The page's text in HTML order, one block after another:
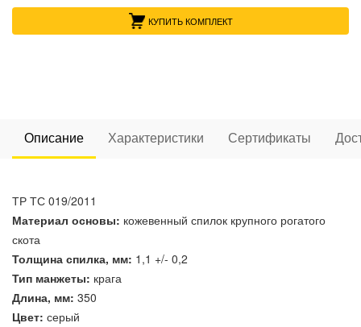
КУПИТЬ КОМПЛЕКТ
Описание Характеристики Сертификаты
ТР ТС 019/2011
Материал основы: кожевенный спилок крупного рогатого
скота
Толщина спилка, мм: 1,1 +/- 0,2
Тип манжеты: крага
Длина, мм: 350
Цвет: серый